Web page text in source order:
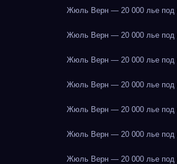
Жюль Верн — 20 000 лье под
Жюль Верн — 20 000 лье под
Жюль Верн — 20 000 лье под
Жюль Верн — 20 000 лье под
Жюль Верн — 20 000 лье под
Жюль Верн — 20 000 лье под
Жюль Верн — 20 000 лье под